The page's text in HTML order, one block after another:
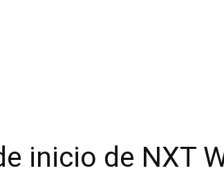
inicio de NXT